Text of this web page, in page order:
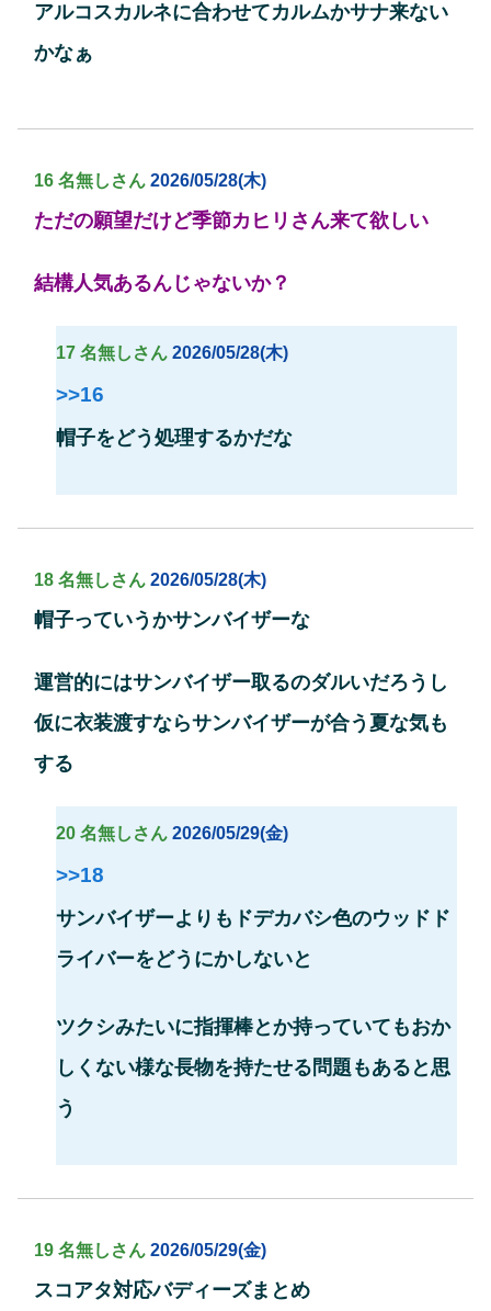
アルコスカルネに合わせてカルムかサナ来ない
かなぁ
16 名無しさん 2026/05/28(木)
ただの願望だけど季節カヒリさん来て欲しい
結構人気あるんじゃないか？
17 名無しさん 2026/05/28(木)
>>16
帽子をどう処理するかだな
18 名無しさん 2026/05/28(木)
帽子っていうかサンバイザーな
運営的にはサンバイザー取るのダルいだろうし
仮に衣装渡すならサンバイザーが合う夏な気も
する
20 名無しさん 2026/05/29(金)
>>18
サンバイザーよりもドデカバシ色のウッドド
ライバーをどうにかしないと
ツクシみたいに指揮棒とか持っていてもおか
しくない様な長物を持たせる問題もあると思
う
19 名無しさん 2026/05/29(金)
スコアタ対応バディーズまとめ